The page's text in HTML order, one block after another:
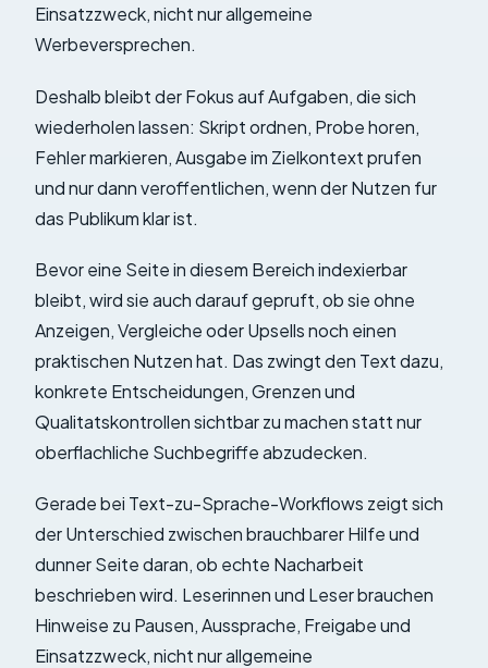
Einsatzzweck, nicht nur allgemeine
Werbeversprechen.
Deshalb bleibt der Fokus auf Aufgaben, die sich
wiederholen lassen: Skript ordnen, Probe horen,
Fehler markieren, Ausgabe im Zielkontext prufen
und nur dann veroffentlichen, wenn der Nutzen fur
das Publikum klar ist.
Bevor eine Seite in diesem Bereich indexierbar
bleibt, wird sie auch darauf gepruft, ob sie ohne
Anzeigen, Vergleiche oder Upsells noch einen
praktischen Nutzen hat. Das zwingt den Text dazu,
konkrete Entscheidungen, Grenzen und
Qualitatskontrollen sichtbar zu machen statt nur
oberflachliche Suchbegriffe abzudecken.
Gerade bei Text-zu-Sprache-Workflows zeigt sich
der Unterschied zwischen brauchbarer Hilfe und
dunner Seite daran, ob echte Nacharbeit
beschrieben wird. Leserinnen und Leser brauchen
Hinweise zu Pausen, Aussprache, Freigabe und
Einsatzzweck, nicht nur allgemeine